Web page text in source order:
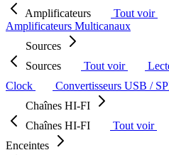
Amplificateurs
Tout voir
Amplificateurs Multicanaux
Sources
Sources
Tout voir
Clock
Convertisseurs USB /
Chaînes HI-FI
Chaînes HI-FI
Tout voir
Enceintes